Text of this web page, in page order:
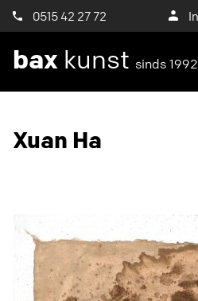
0515 42 27 72
bax kunst sinds 1992
Xuan Ha